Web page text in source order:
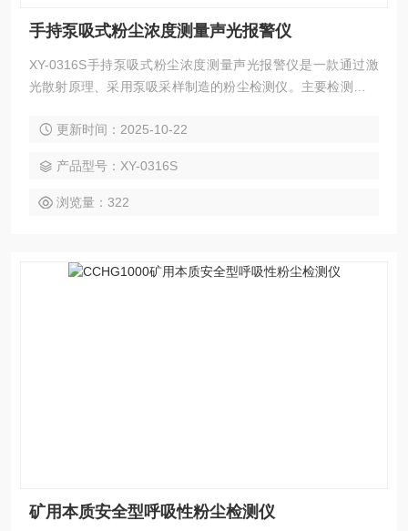
手持泵吸式粉尘浓度测量声光报警仪
XY-0316S手持泵吸式粉尘浓度测量声光报警仪是一款通过激
光散射原理、采用泵吸采样制造的粉尘检测仪。主要检测空气
更新时间：2025-10-22
产品型号：XY-0316S
浏览量：322
矿用本质安全型呼吸性粉尘检测仪